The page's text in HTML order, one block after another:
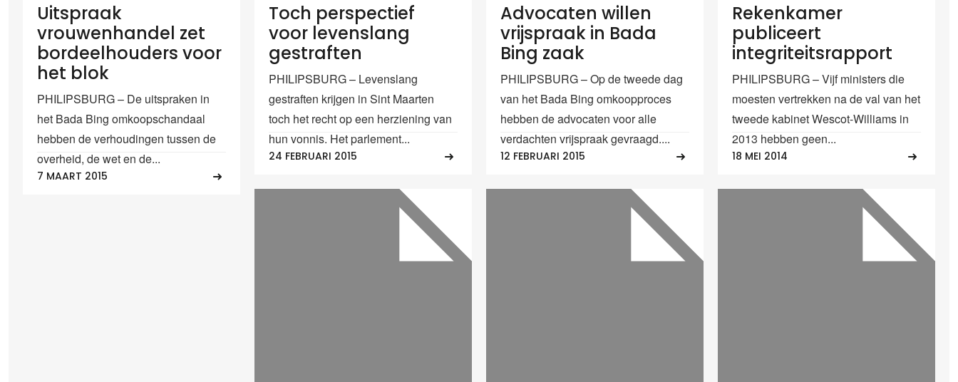
Uitspraak
vrouwenhandel zet
bordeelhouders voor
het blok
PHILIPSBURG – De uitspraken in
het Bada Bing omkoopschandaal
hebben de verhoudingen tussen de
overheid, de wet en de...
7 MAART 2015
Toch perspectief
voor levenslang
gestraften
PHILIPSBURG – Levenslang
gestraften krijgen in Sint Maarten
toch het recht op een herziening van
hun vonnis. Het parlement...
24 FEBRUARI 2015
Advocaten willen
vrijspraak in Bada
Bing zaak
PHILIPSBURG – Op de tweede dag
van het Bada Bing omkoopproces
hebben de advocaten voor alle
verdachten vrijspraak gevraagd....
12 FEBRUARI 2015
Rekenkamer
publiceert
integriteitsrapport
PHILIPSBURG – Vijf ministers die
moesten vertrekken na de val van het
tweede kabinet Wescot-Williams in
2013 hebben geen...
18 MEI 2014